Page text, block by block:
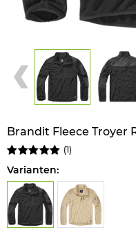
Brandit Fleece Troyer
(1 )
Varianten: